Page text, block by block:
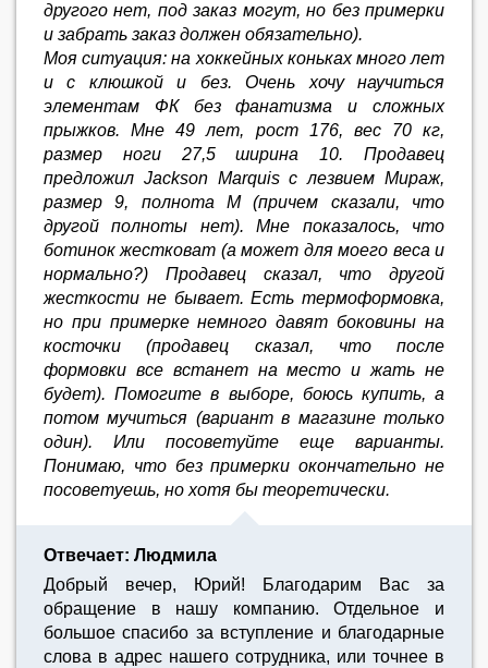
другого нет, под заказ могут, но без примерки
и забрать заказ должен обязательно).
Моя ситуация: на хоккейных коньках много лет
и с клюшкой и без. Очень хочу научиться
элементам ФК без фанатизма и сложных
прыжков. Мне 49 лет, рост 176, вес 70 кг,
размер ноги 27,5 ширина 10. Продавец
предложил Jackson Marquis с лезвием Мираж,
размер 9, полнота М (причем сказали, что
другой полноты нет). Мне показалось, что
ботинок жестковат (а может для моего веса и
нормально?) Продавец сказал, что другой
жесткости не бывает. Есть термоформовка,
но при примерке немного давят боковины на
косточки (продавец сказал, что после
формовки все встанет на место и жать не
будет). Помогите в выборе, боюсь купить, а
потом мучиться (вариант в магазине только
один). Или посоветуйте еще варианты.
Понимаю, что без примерки окончательно не
посоветуешь, но хотя бы теоретически.
Отвечает: Людмила
Добрый вечер, Юрий! Благодарим Вас за
обращение в нашу компанию. Отдельное и
большое спасибо за вступление и благодарные
слова в адрес нашего сотрудника, или точнее в